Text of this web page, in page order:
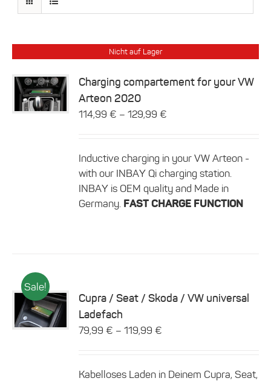
Nicht auf Lager
Details
Charging compartement for your VW
Arteon 2020
114,99€ –129,99€
Inductive charging in your VW Arteon -
with our INBAY Qi charging station.
INBAY is OEM quality and Made in
Germany. FAST CHARGE FUNCTION
Sale!
Dieses
Produkt
Details
Cupra / Seat / Skoda / VW universal
Ladefach
79,99€ –119,99€
Kabelloses Laden in Deinem Cupra, Seat,